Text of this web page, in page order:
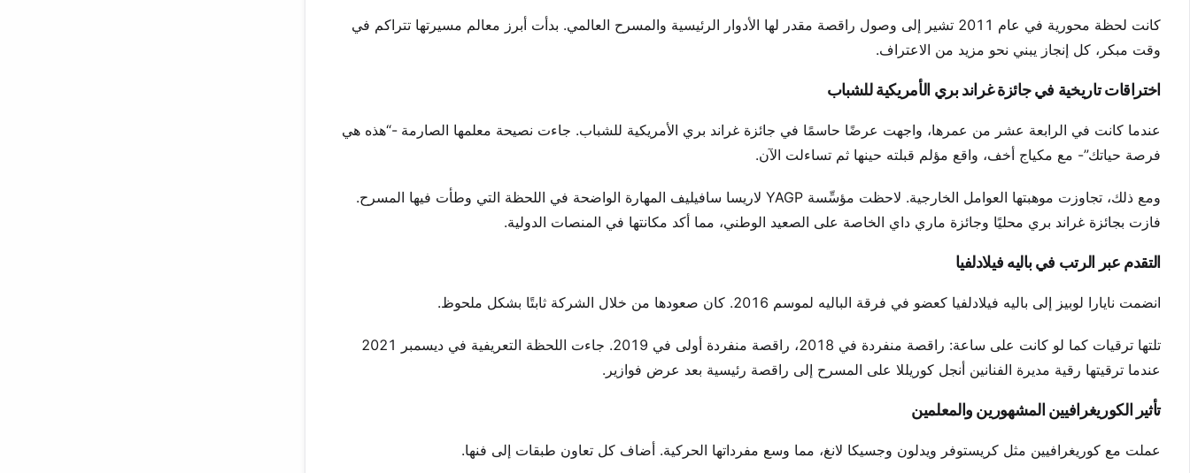
كانت لحظة محورية في عام 2011 تشير إلى وصول راقصة مقدر لها الأدوار الرئيسية والمسرح العالمي. بدأت أبرز معالم مسيرتها تتراكم في
وقت مبكر، كل إنجاز يبني نحو مزيد من الاعتراف.
اختراقات تاريخية في جائزة غراند بري الأمريكية للشباب
عندما كانت في الرابعة عشر من عمرها، واجهت عرضًا حاسمًا في جائزة غراند بري الأمريكية للشباب. جاءت نصيحة معلمها الصارمة -“هذه هي
فرصة حياتك”- مع مكياج أخف، واقع مؤلم قبلته حينها ثم تساءلت الآن.
ومع ذلك، تجاوزت موهبتها العوامل الخارجية. لاحظت مؤسِّسة YAGP لاريسا سافيليف المهارة الواضحة في اللحظة التي وطأت فيها المسرح.
فازت بجائزة غراند بري محليًا وجائزة ماري داي الخاصة على الصعيد الوطني، مما أكد مكانتها في المنصات الدولية.
التقدم عبر الرتب في باليه فيلادلفيا
انضمت نايارا لوبيز إلى باليه فيلادلفيا كعضو في فرقة الباليه لموسم 2016. كان صعودها من خلال الشركة ثابتًا بشكل ملحوظ.
تلتها ترقيات كما لو كانت على ساعة: راقصة منفردة في 2018، راقصة منفردة أولى في 2019. جاءت اللحظة التعريفية في ديسمبر 2021
عندما ترقيتها رقية مديرة الفنانين أنجل كوريللا على المسرح إلى راقصة رئيسية بعد عرض فوازير.
تأثير الكوريغرافيين المشهورين والمعلمين
عملت مع كوريغرافيين مثل كريستوفر ويدلون وجسيكا لانغ، مما وسع مفرداتها الحركية. أضاف كل تعاون طبقات إلى فنها.